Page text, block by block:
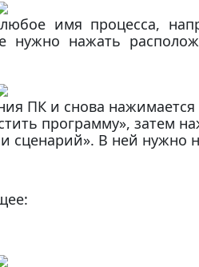
имя процесса,
нужно нажать
ПК и снова нажимается
программу», затем
сценарий». В ней нужно